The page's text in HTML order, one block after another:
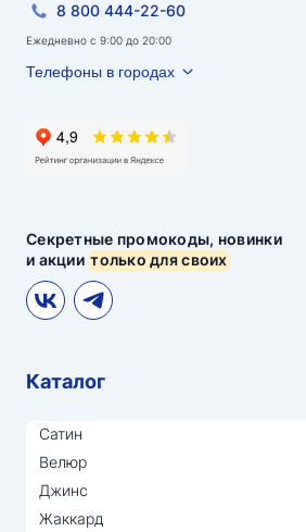
Секретные промокоды, новинки
и акциитолько для своих
8 800 444-22-60
Ежедневно с 9:00 до 20:00
Телефоны в городах
Каталог
Сатин
Велюр
Джинс
Жаккард